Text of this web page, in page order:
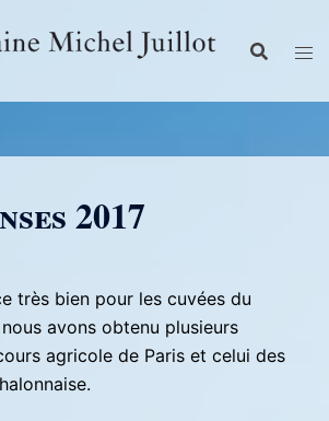
2017
très bien pour les cuvées du
avons obtenu plusieurs
agricole de Paris et celui des